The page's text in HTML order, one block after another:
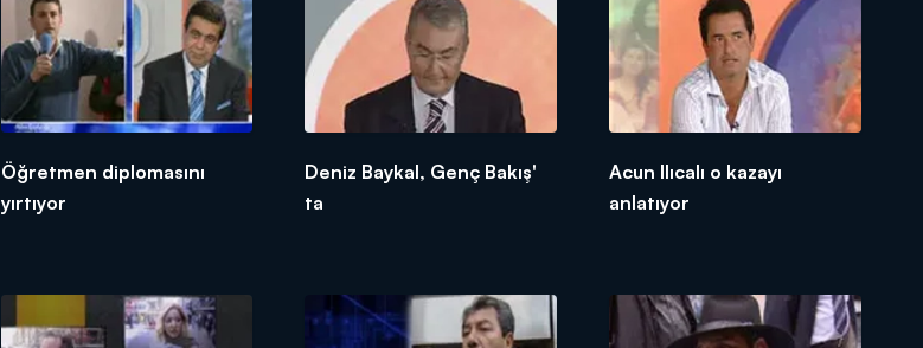
Öğretmen diplomasını
yırtıyor
Deniz Baykal, Genç Bakış'
ta
Acun Ilıcalı o kazayı
anlatıyor